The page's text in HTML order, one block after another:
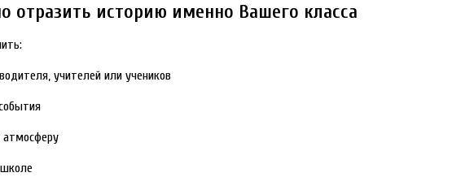
отразить историю именно Вашего класса
учителей или учеников
атмосферу
школе